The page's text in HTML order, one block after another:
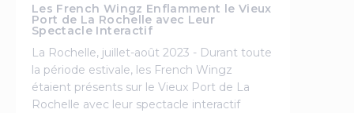
Les French Wingz Enflamment le Vieux
Port de La Rochelle avec Leur
Spectacle Interactif
La Rochelle, juillet-août 2023 - Durant toute
la période estivale, les French Wingz
étaient présents sur le Vieux Port de La
Rochelle avec leur spectacle interactif